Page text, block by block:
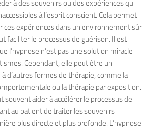
à des souvenirs ou des expériences qui
à l’esprit conscient. Cela permet
ces expériences dans un environnement sûr
faciliter le processus de guérison. Il est
l’hypnose n’est pas une solution miracle
Cependant, elle peut être un
d’autres formes de thérapie, comme la
ou la thérapie par exposition.
souvent aider à accélérer le processus de
au patient de traiter les souvenirs
plus directe et plus profonde. L’hypnose